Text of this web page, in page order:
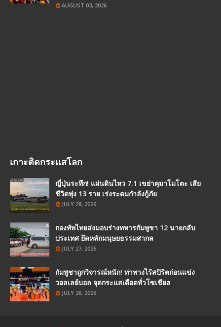
AUGUST 03, 2026
เกาะติดกระแสโลก
ญี่ปุ่นระทึก! แผ่นดินไหว 7.1 เขย่าคุมาโมโตะ เสีย
ชีวิตพุ่ง 13 ราย เร่งระดมกำลังกู้ภัย
JULY 28, 2026
กองทัพไทยส่งมอบร่างทหารกัมพูชา 12 นายกลับ
ประเทศ ยึดหลักมนุษยธรรมสากล
JULY 27, 2026
กัมพูชาถูกวิจารณ์หนัก! ท่าทางไร้สปิริตก่อนแข่ง
วอลเลย์บอล จุดกระแสเดือดทั่วโซเชียล
JULY 26, 2026